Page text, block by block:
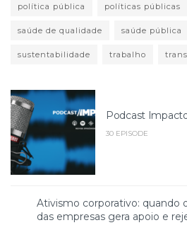
política pública políticas públicas
saúde de qualidade saúde pública
sustentabilidade trabalho
Podcast
30 EPISODE
Ativismo corporativo: quando
das empresas gera apoio e